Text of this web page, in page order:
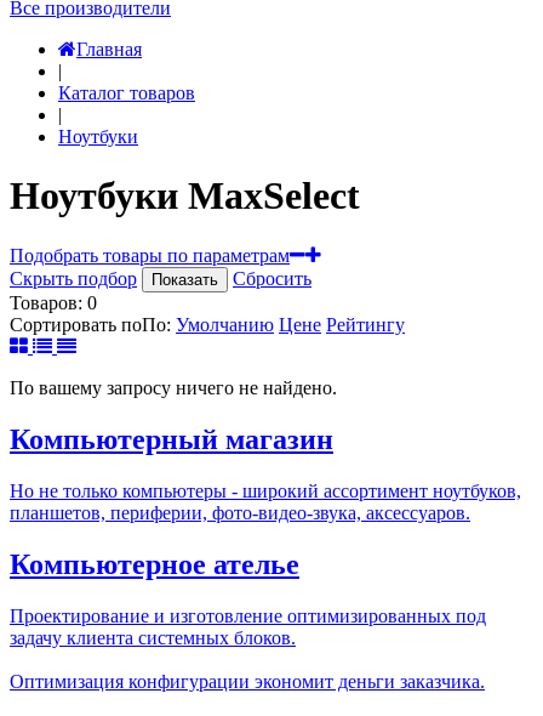
Все производители
Главная
|
Каталог товаров
|
Ноутбуки
Ноутбуки MaxSelect
Подобрать товары по параметрам
Скрыть подбор
Показать
Сбросить
Товаров: 0
Сортировать поПо: Умолчанию Цене Рейтингу
По вашему запросу ничего не найдено.
Компьютерный магазин
Но не только компьютеры - широкий ассортимент ноутбуков,
планшетов, периферии, фото-видео-звука, аксессуаров.
Компьютерное ателье
Проектирование и изготовление оптимизированных под
задачу клиента системных блоков.
Оптимизация конфигурации экономит деньги заказчика.